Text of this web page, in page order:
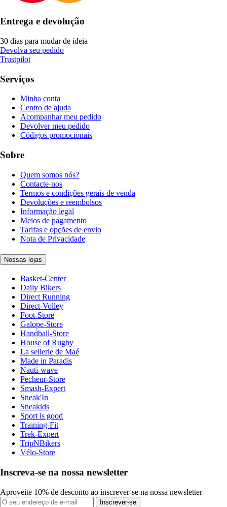
Entrega e devolução
30 dias para mudar de ideia
Devolva seu pedido
Trustpilot
Serviços
Minha conta
Centro de ajuda
Acompanhar meu pedido
Devolver meu pedido
Códigos promocionais
Sobre
Quem somos nós?
Contacte-nos
Termos e condições gerais de venda
Devoluções e reembolsos
Informação legal
Meios de pagamento
Tarifas e opções de envio
Nota de Privacidade
Nossas lojas
Basket-Center
Daily Bikers
Direct Running
Direct-Volley
Foot-Store
Galope-Store
Handball-Store
House of Rugby
La sellerie de Maé
Made in Paradis
Nauti-wave
Pecheur-Store
Smash-Expert
Sneak'In
Sneakids
Sport is good
Training-Fit
Trek-Expert
TripNBikers
Vélo-Store
Inscreva-se na nossa newsletter
Aproveite 10% de desconto ao inscrever-se na nossa newsletter
Inscrever-se